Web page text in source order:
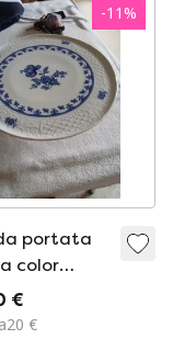
-11%
portata
color
con base
€
€